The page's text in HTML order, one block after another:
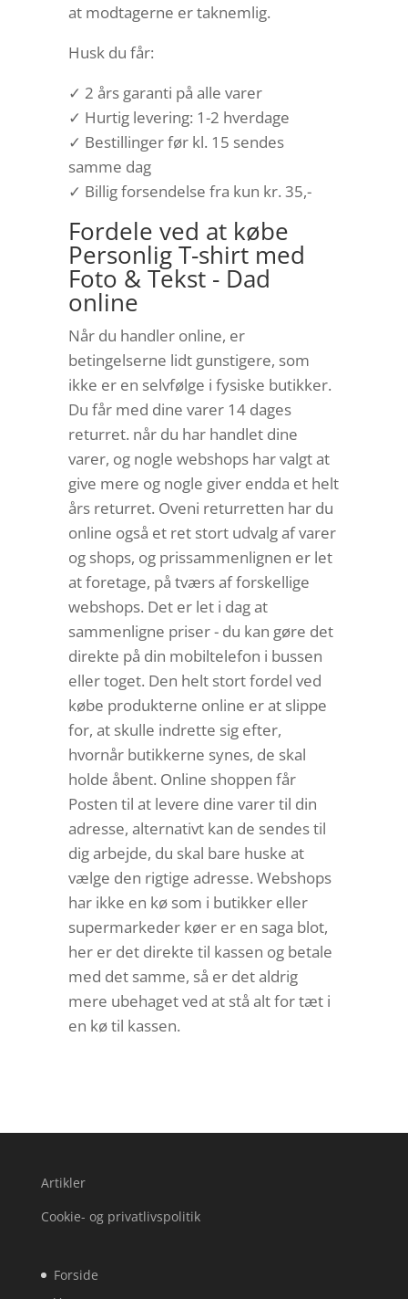
at modtagerne er taknemlig.
Husk du får:
✓ 2 års garanti på alle varer
✓ Hurtig levering: 1-2 hverdage
✓ Bestillinger før kl. 15 sendes
samme dag
✓ Billig forsendelse fra kun kr. 35,-
Fordele ved at købe
Personlig T-shirt med
Foto & Tekst - Dad
online
Når du handler online, er
betingelserne lidt gunstigere, som
ikke er en selvfølge i fysiske butikker.
Du får med dine varer 14 dages
returret. når du har handlet dine
varer, og nogle webshops har valgt at
give mere og nogle giver endda et helt
års returret. Oveni returretten har du
online også et ret stort udvalg af varer
og shops, og prissammenlignen er let
at foretage, på tværs af forskellige
webshops. Det er let i dag at
sammenligne priser - du kan gøre det
direkte på din mobiltelefon i bussen
eller toget. Den helt stort fordel ved
købe produkterne online er at slippe
for, at skulle indrette sig efter,
hvornår butikkerne synes, de skal
holde åbent. Online shoppen får
Posten til at levere dine varer til din
adresse, alternativt kan de sendes til
dig arbejde, du skal bare huske at
vælge den rigtige adresse. Webshops
har ikke en kø som i butikker eller
supermarkeder køer er en saga blot,
her er det direkte til kassen og betale
med det samme, så er det aldrig
mere ubehaget ved at stå alt for tæt i
en kø til kassen.
Artikler
Cookie- og privatlivspolitik
Forside